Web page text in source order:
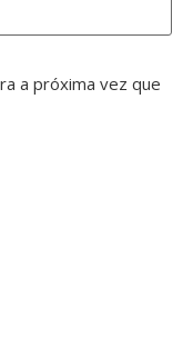
a próxima vez que